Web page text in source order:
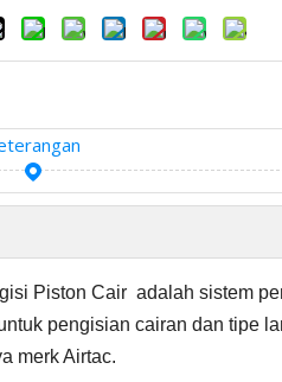
Piston Cair adalah sistem
pengisian cairan dan tipe
merk Airtac.